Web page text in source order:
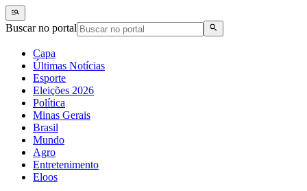
Buscar no portal
Capa
Últimas Notícias
Esporte
Eleições 2026
Política
Minas Gerais
Brasil
Mundo
Agro
Entretenimento
Eloos